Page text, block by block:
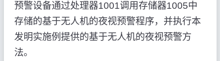
预警设备通过处理器1001调用存储器1005中
存储的基于无人机的夜视预警程序，并执行本
发明实施例提供的基于无人机的夜视预警方
法。